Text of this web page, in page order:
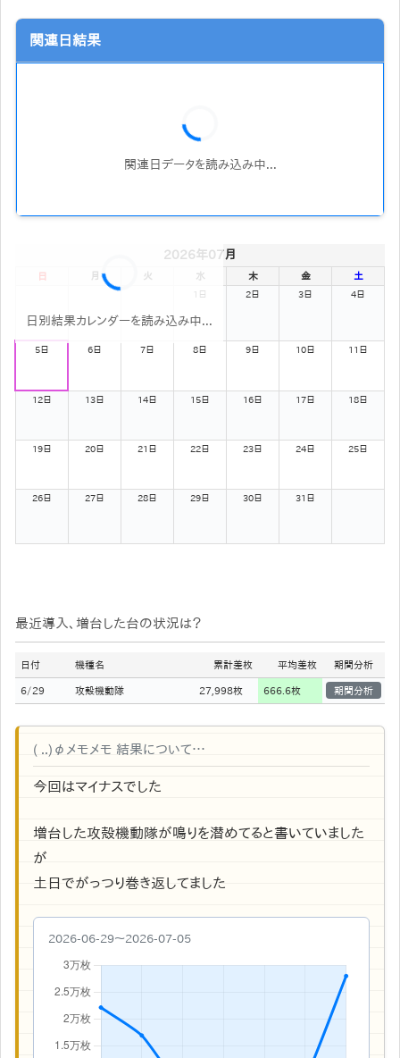
関連日結果
関連日データを読み込み中...
日別結果カレンダーを読み込み中...
2026年07月
日 月 火 水 木 金 土
1日 2日 3日 4日
5日 6日 7日 8日 9日 10日 11日
12日 13日 14日 15日 16日 17日 18日
19日 20日 21日 22日 23日 24日 25日
26日 27日 28日 29日 30日 31日
最近導入、増台した台の状況は？
日付 機種名 累計差枚 平均差枚 期間分析
6/29 攻殻機動隊 27,998枚 666.6枚 期間分析
( ..)φメモメモ 結果について…
今回はマイナスでした
増台した攻殻機動隊が鳴りを潜めてると書いていました
が
土日でがっつり巻き返してました
2026-06-29〜2026-07-05